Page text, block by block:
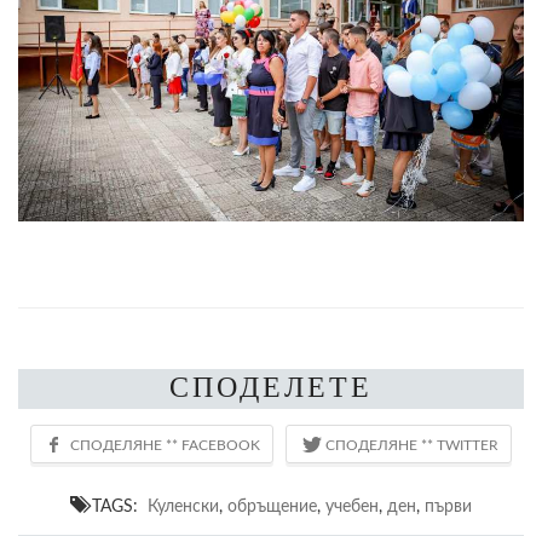
СПОДЕЛЕТЕ
TAGS: Куленски, обръщение, учебен, ден, първи